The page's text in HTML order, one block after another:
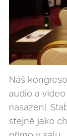
Náš
audio a
nasazení.
stejně jako